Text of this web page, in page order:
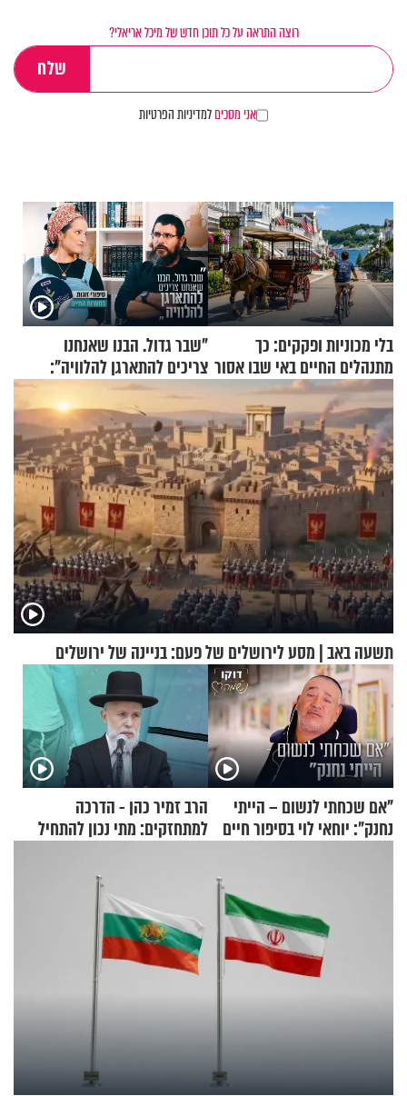
רוצה התראה על כל תוכן חדש של מיכל אריאלי?
אני מסכיםלמדיניות הפרטיות
בלי מכוניות ופקקים: כך
מתנהלים החיים באי שבו אסור
לנהוג כבר יותר מ-120 שנה
"שבר גדול. הבנו שאנחנו
צריכים להתארגן להלוויה":
זוגיות במבחן, הפעם עם מרים
וגד דנינו
תשעה באב | מסע לירושלים של פעם: בניינה של ירושלים
"אם שכחתי לנשום – הייתי
נחנק": יוחאי לוי בסיפור חיים
הרב זמיר כהן - הדרכה
למתחזקים: מתי נכון להתחיל